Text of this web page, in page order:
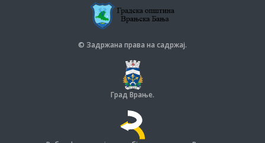
© Задржана права на садржај.
Град Врање.